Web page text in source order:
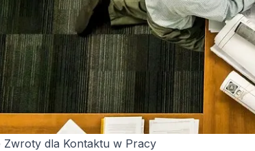
Zwroty dla Kontaktu w Pracy